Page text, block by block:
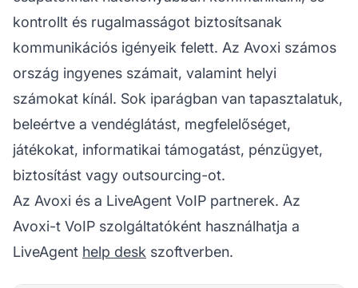
kontrollt és rugalmasságot biztosítsanak
kommunikációs igényeik felett. Az Avoxi számos
ország ingyenes számait, valamint helyi
számokat kínál. Sok iparágban van tapasztalatuk,
beleértve a vendéglátást, megfelelőséget,
játékokat, informatikai támogatást, pénzügyet,
biztosítást vagy outsourcing-ot.
Az Avoxi és a LiveAgent VoIP partnerek. Az
Avoxi-t VoIP szolgáltatóként használhatja a
LiveAgent help desk szoftverben.